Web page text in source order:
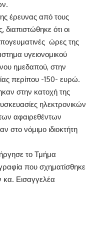
έρευνας από τους
ότι οι
ώρες της
υγειονομικού
ημεδαπού, στην
περίπου -150- ευρώ.
στην κατοχή της
ηλεκτρονικών
αφαιρεθέντων
στο νόμιμο ιδιοκτήτη
το Τμήμα
που σχηματίσθηκε
κα. Εισαγγελέα